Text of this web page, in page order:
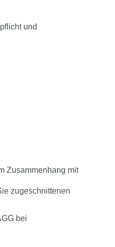
und
Zusammenhang mit
zugeschnittenen
bei